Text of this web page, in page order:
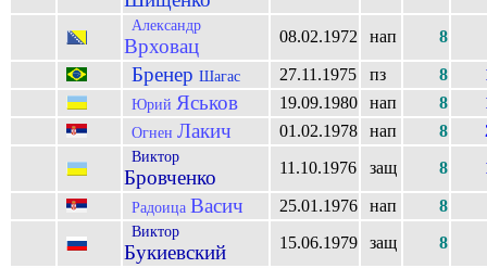
Александр
Врховац 08.02.1972 нап 8
Бренер Шагас 27.11.1975 пз 8
Юрий Яськов 19.09.1980 нап 8
Огнен Лакич 01.02.1978 нап 8
Виктор
Бровченко 11.10.1976 защ 8
Радоица Васич 25.01.1976 нап 8
Виктор
Букиевский 15.06.1979 защ 8